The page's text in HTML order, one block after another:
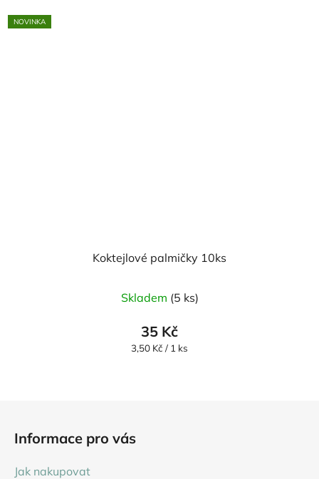
NOVINKA
Koktejlové palmičky 10ks
Skladem (5 ks)
35 Kč
Měrná
3,50 Kč / 1 ks
Informace pro vás
Jak nakupovat